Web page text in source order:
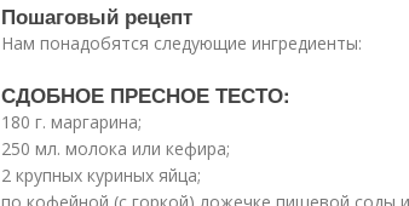
Пошаговый рецепт
Нам понадобятся следующие ингредиенты:
СДОБНОЕ ПРЕСНОЕ ТЕСТО:
180 г. маргарина;
250 мл. молока или кефира;
2 крупных куриных яйца;